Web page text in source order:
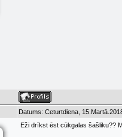
Datums: Ceturtdiena,
Eži drīkst ēst cūkgalas šašliku??